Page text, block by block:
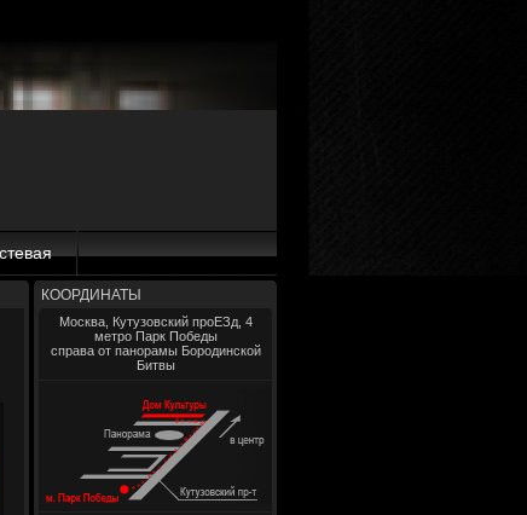
КООРДИНАТЫ
Москва, Кутузовский проЕЗд, 4
метро Парк Победы
справа от панорамы Бородинской
Битвы